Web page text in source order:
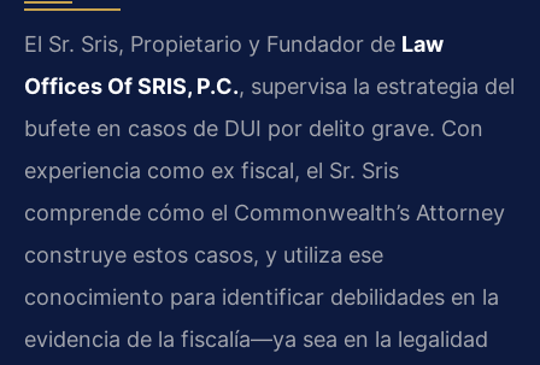
El Sr. Sris, Propietario y Fundador de Law
Offices Of SRIS, P.C., supervisa la estrategia del
bufete en casos de DUI por delito grave. Con
experiencia como ex fiscal, el Sr. Sris
comprende cómo el Commonwealth’s Attorney
construye estos casos, y utiliza ese
conocimiento para identificar debilidades en la
evidencia de la fiscalía—ya sea en la legalidad